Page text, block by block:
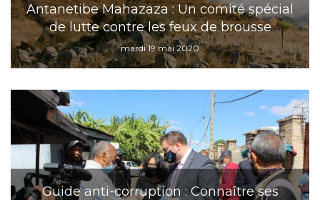
Antanetibe Mahazaza : Un comité spécial
de lutte contre les feux de brousse
mardi 19 mai 2020
Guide anti-corruption : Connaître ses